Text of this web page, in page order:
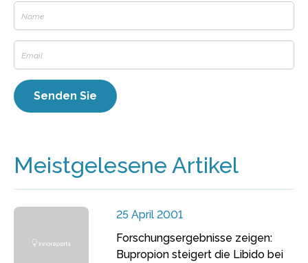
Meistgelesene Artikel
25 April 2001
Forschungsergebnisse zeigen:
Bupropion steigert die Libido bei